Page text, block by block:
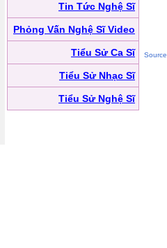
Tin Tức Nghệ Sĩ
Phỏng Vấn Nghệ Sĩ Video
Tiểu Sử Ca Sĩ
Tiểu Sử Nhạc Sĩ
Tiểu Sử Nghệ Sĩ